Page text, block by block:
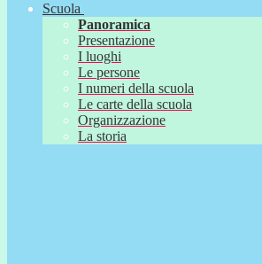
Scuola
Panoramica
Presentazione
I luoghi
Le persone
I numeri della scuola
Le carte della scuola
Organizzazione
La storia